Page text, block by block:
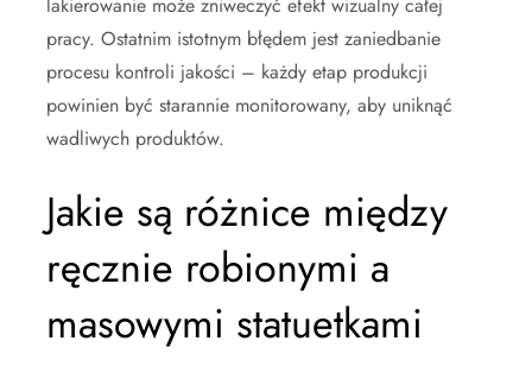
pracy. Ostatnim istotnym błędem jest zaniedbanie
procesu kontroli jakości – każdy etap produkcji
powinien być starannie monitorowany, aby uniknąć
wadliwych produktów.
Jakie są różnice między
ręcznie robionymi a
masowymi statuetkami